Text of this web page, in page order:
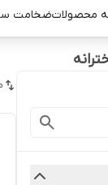
محصولاتضخامت